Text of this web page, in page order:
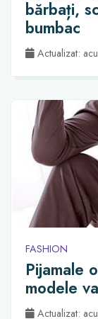
bărbați,
bumbac
Actualizat:
FASHION
Pijamale
modele
Actualizat: